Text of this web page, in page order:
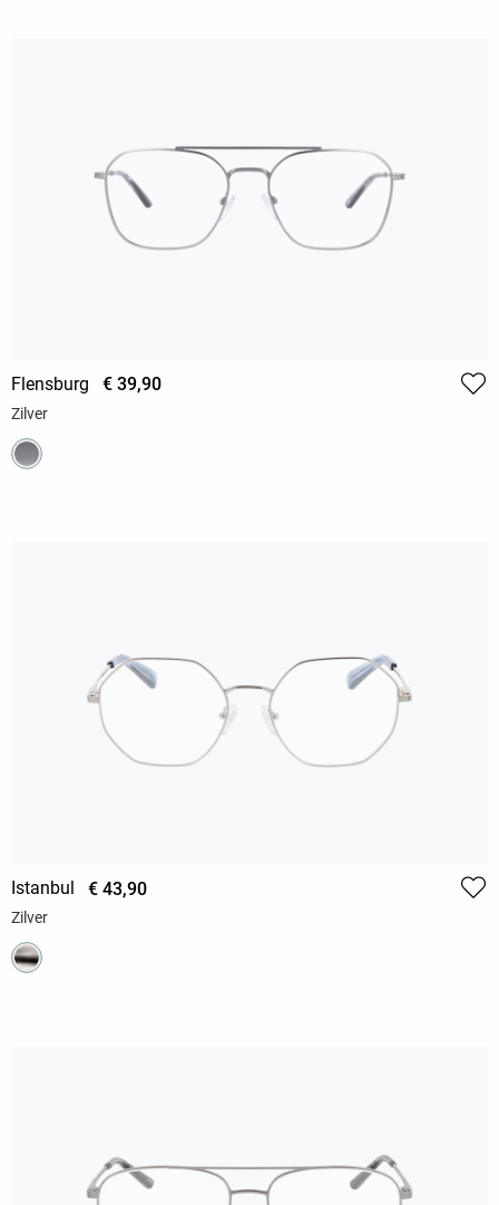
Flensburg € 39,90
Zilver
Istanbul € 43,90
Zilver